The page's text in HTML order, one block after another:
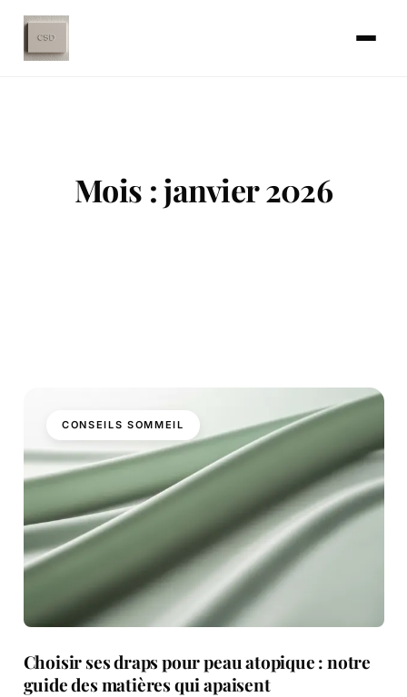
Mois :janvier 2026
CONSEILS SOMMEIL
Choisir ses draps pour peau atopique : notre
guide des matières qui apaisent